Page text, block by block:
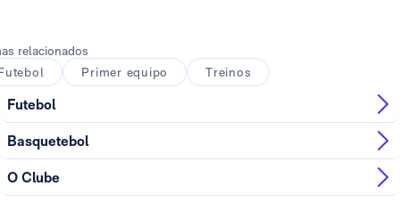
relacionados
Primer equipo Treinos
Futebol
Basquetebol
O Clube